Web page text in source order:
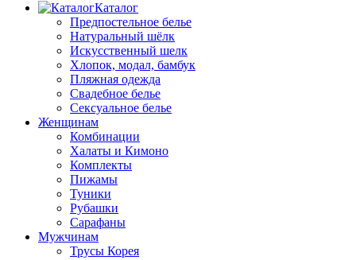
Каталог
Предпостельное белье
Натуральный шёлк
Искусственный шелк
Хлопок, модал, бамбук
Пляжная одежда
Свадебное белье
Сексуальное белье
Женщинам
Комбинации
Халаты и Кимоно
Комплекты
Пижамы
Туники
Рубашки
Сарафаны
Мужчинам
Трусы Корея